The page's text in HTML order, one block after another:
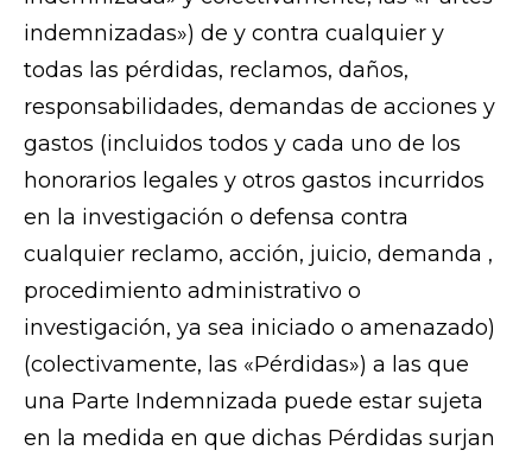
indemnizadas») de y contra cualquier y
todas las pérdidas, reclamos, daños,
responsabilidades, demandas de acciones y
gastos (incluidos todos y cada uno de los
honorarios legales y otros gastos incurridos
en la investigación o defensa contra
cualquier reclamo, acción, juicio, demanda ,
procedimiento administrativo o
investigación, ya sea iniciado o amenazado)
(colectivamente, las «Pérdidas») a las que
una Parte Indemnizada puede estar sujeta
en la medida en que dichas Pérdidas surjan